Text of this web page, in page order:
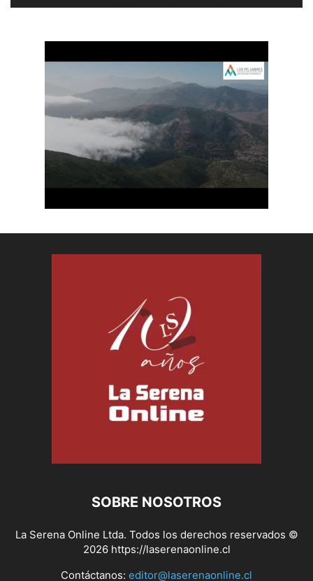
SOBRE NOSOTROS
La Serena Online Ltda. Todos los derechos reservados ©
2026 https://laserenaonline.cl
Contáctanos: editor@laserenaonline.cl